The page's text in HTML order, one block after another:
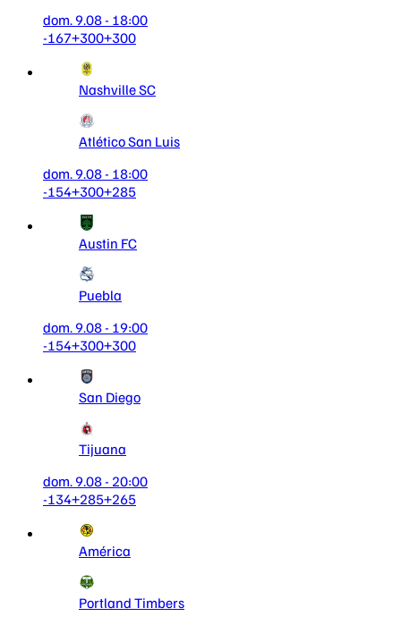
dom. 9.08 - 18:00
-167+300+300
Nashville SC
Atlético San Luis
dom. 9.08 - 18:00
-154+300+285
Austin FC
Puebla
dom. 9.08 - 19:00
-154+300+300
San Diego
Tijuana
dom. 9.08 - 20:00
-134+285+265
América
Portland Timbers